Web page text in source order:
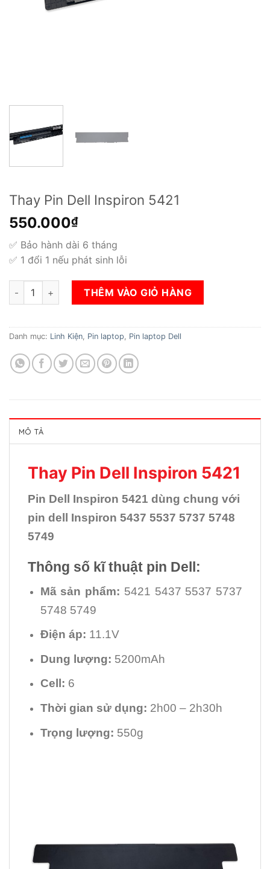
Thay Pin Dell Inspiron 5421
550.000₫
✅ Bảo hành dài 6 tháng
✅ 1 đổi 1 nếu phát sinh lỗi
Thay Pin Dell Inspiron 5421 số lượng
THÊM VÀO GIỎ HÀNG
Danh mục: Linh Kiện, Pin laptop, Pin laptop Dell
MÔ TẢ
Thay Pin Dell Inspiron 5421
Pin Dell Inspiron 5421 dùng chung với
pin dell Inspiron 5437 5537 5737 5748
5749
Thông số kĩ thuật pin Dell:
Mã sản phẩm: 5421 5437 5537 5737
5748 5749
Điện áp: 11.1V
Dung lượng: 5200mAh
Cell: 6
Thời gian sử dụng: 2h00 – 2h30h
Trọng lượng: 550g